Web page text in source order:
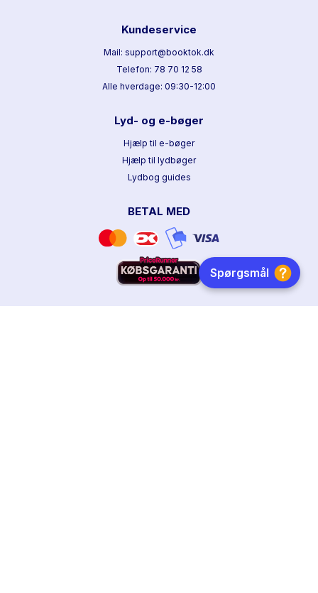
Kundeservice
Mail: support@booktok.dk
Telefon: 78 70 12 58
Alle hverdage: 09:30-12:00
Lyd- og e-bøger
Hjælp til e-bøger
Hjælp til lydbøger
Lydbog guides
BETAL MED